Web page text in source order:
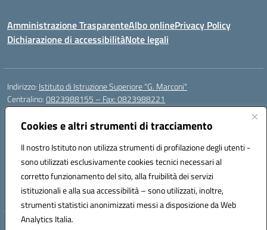
Cookies e altri strumenti di tracciamento
Il nostro Istituto non utilizza strumenti di profilazione degli utenti -
sono utilizzati esclusivamente cookies tecnici necessari al
corretto funzionamento del sito, alla fruibilità dei servizi
istituzionali e alla sua accessibilità – sono utilizzati, inoltre,
strumenti statistici anonimizzati messi a disposizione da Web
Analytics Italia.
Amministrazione TrasparenteAlbo onlinePrivacy Policy
Dichiarazione di accessibilitàNote legali
Indirizzo: Istituto di Istruzione Superiore "G. Marconi"
Centralino:0823988155 – Fax: 0823988221
Email:
Posta elettronica certificata (PEC):ceis006006@pec.istruzione.it
Codice fiscale: 80004450617
Codice meccanografico:CEIS006006
Codice Indice delle Pubbliche Amministrazioni (IPA): istsc_ceis006006
Codice unico di fatturazione (CUF): UF8BPW